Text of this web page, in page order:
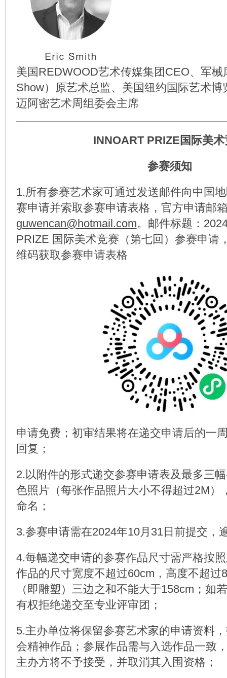
美国REDWOOD艺术传媒集团CEO、军械
Show）原艺术总监、美国纽约国际艺术博
迈阿密艺术周组委会主席
INNOART PRIZE国际美术
参赛须知
1.所有参赛艺术家可通过发送邮件向中国
赛申请并索取参赛申请表格，官方申请邮
guwencan@hotmail.com。邮件标题：
PRIZE 国际美术竞赛（第七回）参赛申请
维码获取参赛申请表格
申请免费；初审结果将在递交申请后的一
回复；
2.以附件的形式递交参赛申请表及最多三
色照片（每张作品照片大小不得超过2M）
命名；
3.参赛申请需在2024年10月31日前提交，
4.每幅递交申请的参赛作品尺寸需严格按
作品的尺寸宽度不超过60cm，高度不超过
（即雕塑）三边之和不能大于158cm；如
有权拒绝递交至专业评审团；
5.主办单位将保留参赛艺术家的申请资料
会精神作品；参展作品需与入选作品一致
主办方将不予接受，并取消其入围资格；